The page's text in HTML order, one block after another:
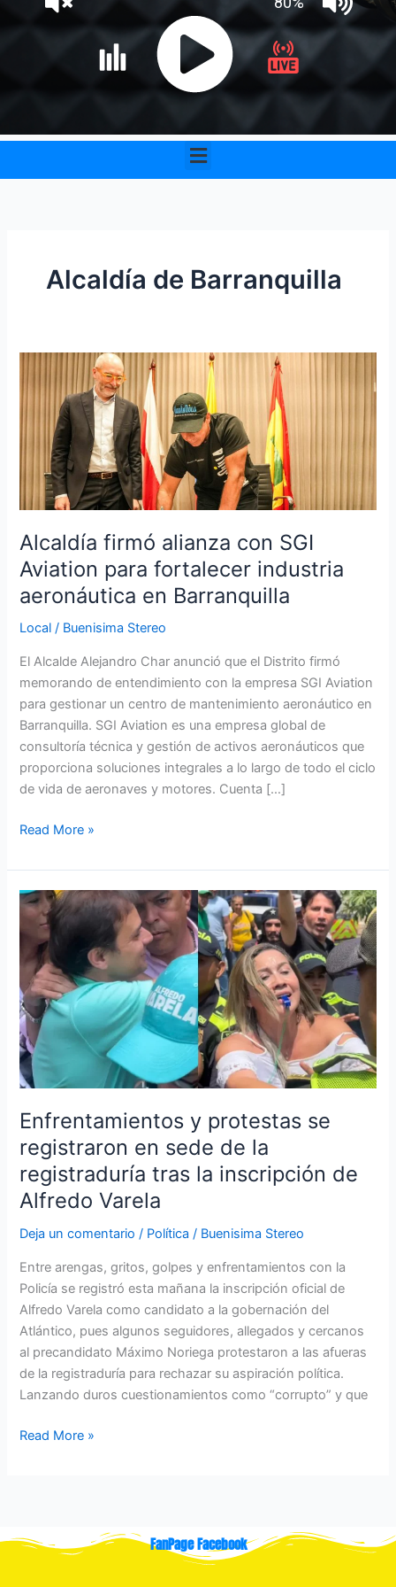
Menu
Alcaldía de Barranquilla
Alcaldía firmó alianza con SGI
Aviation para fortalecer industria
aeronáutica en Barranquilla
Local / Buenisima Stereo
El Alcalde Alejandro Char anunció que el Distrito firmó
memorando de entendimiento con la empresa SGI Aviation
para gestionar un centro de mantenimiento aeronáutico en
Barranquilla. SGI Aviation es una empresa global de
consultoría técnica y gestión de activos aeronáuticos que
proporciona soluciones integrales a lo largo de todo el ciclo
de vida de aeronaves y motores. Cuenta […]
Alcaldía
firmó
alianza
con
Aviation
para
fortalecer
industria
aeronáutica
en
Barranquilla
Read More »
Enfrentamientos y protestas se
registraron en sede de la
registraduría tras la inscripción de
Alfredo Varela
Deja un comentario / Política / Buenisima Stereo
Entre arengas, gritos, golpes y enfrentamientos con la
Policía se registró esta mañana la inscripción oficial de
Alfredo Varela como candidato a la gobernación del
Atlántico, pues algunos seguidores, allegados y cercanos
al precandidato Máximo Noriega protestaron a las afueras
de la registraduría para rechazar su aspiración política.
Lanzando duros cuestionamientos como “corrupto” y que
Enfrentamientos
protestas
se
registraron
en
sede
de
la
registraduría
tras
la
inscripción
de
Alfredo
Read More »
FanPage Facebook